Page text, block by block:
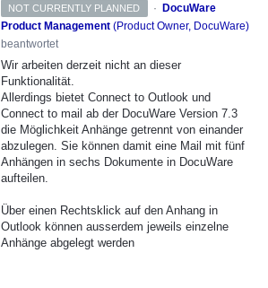
NOT CURRENTLY PLANNED · DocuWare
Product Management (Product Owner, DocuWare)
beantwortet
Wir arbeiten derzeit nicht an dieser
Funktionalität.
Allerdings bietet Connect to Outlook und
Connect to mail ab der DocuWare Version 7.3
die Möglichkeit Anhänge getrennt von einander
abzulegen. Sie können damit eine Mail mit fünf
Anhängen in sechs Dokumente in DocuWare
aufteilen.
Über einen Rechtsklick auf den Anhang in
Outlook können ausserdem jeweils einzelne
Anhänge abgelegt werden